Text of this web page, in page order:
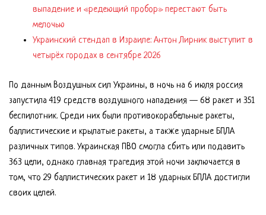
выпадение и «редеющий пробор» перестают быть
мелочью
Украинский стендап в Израиле: Антон Лирник выступит в
четырёх городах в сентябре 2026
По данным Воздушных сил Украины, в ночь на 6 июля россия
запустила 419 средств воздушного нападения — 68 ракет и 351
беспилотник. Среди них были противокорабельные ракеты,
баллистические и крылатые ракеты, а также ударные БПЛА
различных типов. Украинская ПВО смогла сбить или подавить
363 цели, однако главная трагедия этой ночи заключается в
том, что 29 баллистических ракет и 18 ударных БПЛА достигли
своих целей.